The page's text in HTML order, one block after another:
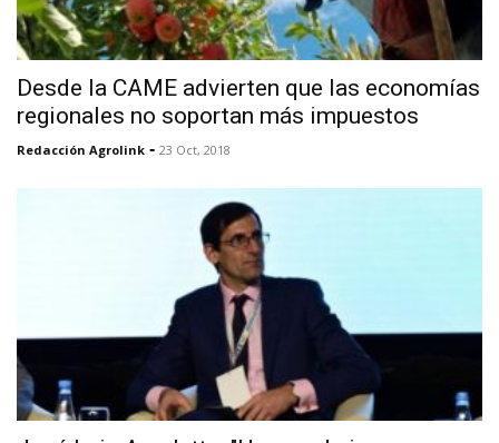
Desde la CAME advierten que las economías
regionales no soportan más impuestos
Redacción Agrolink - 23 Oct, 2018